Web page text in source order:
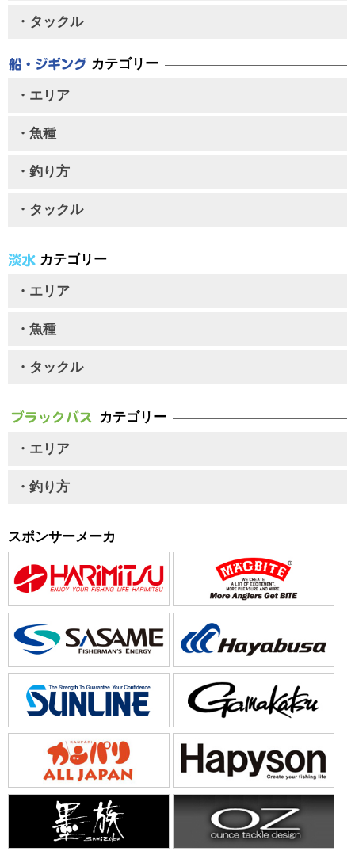
・タックル
カテゴリー
・エリア
・魚種
・釣り方
・タックル
カテゴリー
・エリア
・魚種
・タックル
カテゴリー
・エリア
・釣り方
スポンサーメーカ